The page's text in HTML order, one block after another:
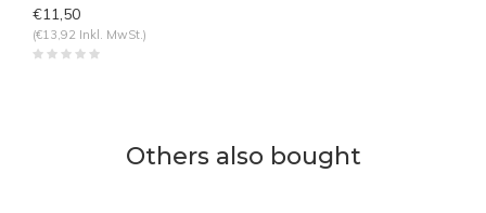
€11,50
(€13,92 Inkl. MwSt.)
Others also bought